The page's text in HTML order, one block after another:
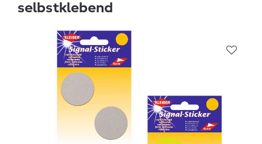
selbstklebend